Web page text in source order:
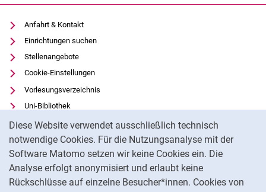
Diese Website verwendet ausschließlich technisch
notwendige Cookies. Für die Nutzungsanalyse mit der
Software Matomo setzen wir keine Cookies ein. Die
Analyse erfolgt anonymisiert und erlaubt keine
Rückschlüsse auf einzelne Besucher*innen. Cookies von
Anfahrt & Kontakt
Einrichtungen suchen
Stellenangebote
Cookie-Einstellungen
Vorlesungsverzeichnis
Uni-Bibliothek
Moodle
Panopto
Datenschutz
Barrierefreiheit
Transparenter KI-Einsatz